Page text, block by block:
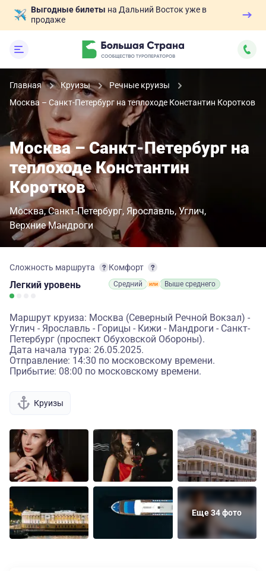
Выгодные билеты на Дальний Восток уже в
продаже
Главная Круизы
Речные круизы
Москва – Санкт-Петербург на теплоходе Константин Коротков
Москва – Санкт-Петербург на
теплоходе Константин
Коротков
Москва Санкт-Петербург Ярославль Углич
Верхние Мандроги
Сложность маршрута
Легкий уровень
Комфорт
Средний Выше среднего
Маршрут круиза: Москва (Северный Речной Вокзал) -
Углич - Ярославль - Горицы - Кижи - Мандроги - Санкт-
Петербург (проспект Обуховской Обороны).
Дата начала тура: 26.05.2025.
Отправление: 14:30 по московскому времени.
Прибытие: 08:00 по московскому времени.
Круизы
Еще 34 фото